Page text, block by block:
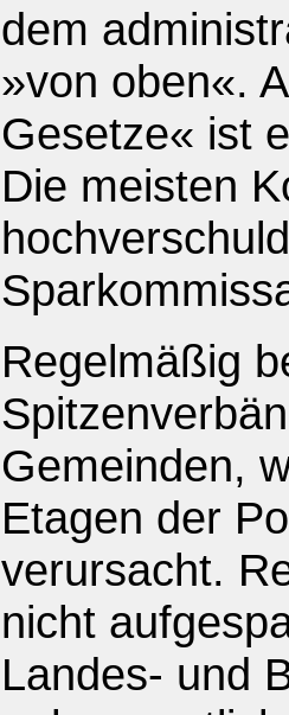
dem
»von oben«.
Gesetze« ist
Die meisten
Regelmäßig
Gemeinden,
Etagen der
verursacht.
nicht
Landes- und